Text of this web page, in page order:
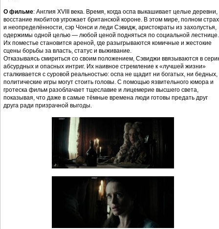
О фильме: Англия XVIII века. Время, когда оспа выкашивает целые деревни,
восстание якобитов угрожает британской короне. В этом мире, полном
и неопределённости, сэр Чонси и леди Сэвидж, аристократы из захолустья,
одержимы одной целью — любой ценой подняться по социальной лестнице.
Их поместье становится ареной, где разыгрываются комичные и жестокие
сцены борьбы за власть, статус и выживание.
Отказываясь смириться со своим положением, Сэвиджи ввязываются в
абсурдных и опасных интриг. Их наивное стремление к «лучшей жизни»
сталкивается с суровой реальностью: оспа не щадит ни богатых, ни бедных,
политические игры могут стоить головы. С помощью язвительного юмора и
гротеска фильм разоблачает тщеславие и лицемерие высшего света,
показывая, что даже в самые тёмные времена люди готовы предать друг
друга ради призрачной выгоды.